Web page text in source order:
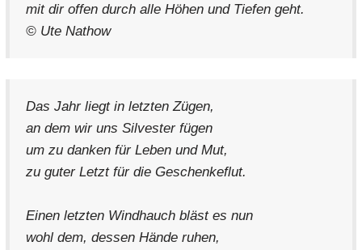
mit dir offen durch alle Höhen und Tiefen geht.
© Ute Nathow
Das Jahr liegt in letzten Zügen,
an dem wir uns Silvester fügen
um zu danken für Leben und Mut,
zu guter Letzt für die Geschenkeflut.
Einen letzten Windhauch bläst es nun
wohl dem, dessen Hände ruhen,